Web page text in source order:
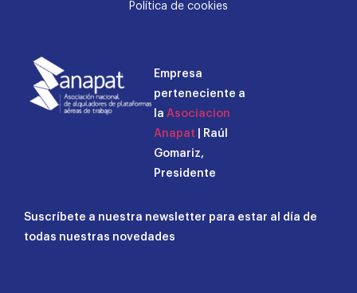
Política de cookies
Empresa
perteneciente a
la Asociacion
Anapat | Raúl
Gomariz,
Presidente
Suscríbete a nuestra newsletter para estar al día de
todas nuestras novedades